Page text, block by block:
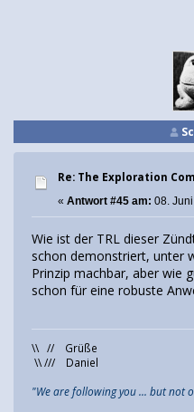
Re: The Exploration
« Antwort #45 am: 08.
Wie ist der TRL dieser
schon demonstriert, unter
Prinzip machbar, aber wie
schon für eine robuste
\\ // Grüße
\\ /// Daniel
"We are following you ... but not